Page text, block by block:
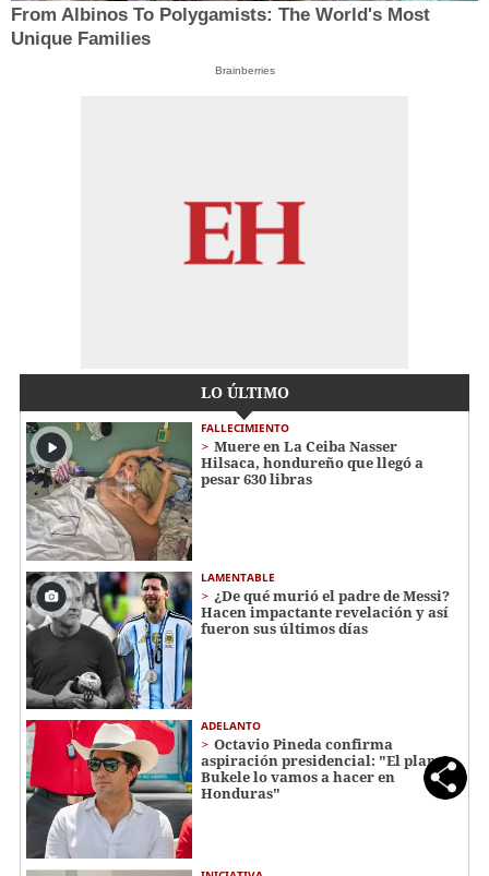
From Albinos To Polygamists: The World's Most
Unique Families
Brainberries
LO ÚLTIMO
FALLECIMIENTO
Muere en La Ceiba Nasser
Hilsaca, hondureño que llegó a
pesar 630 libras
LAMENTABLE
¿De qué murió el padre de Messi?
Hacen impactante revelación y así
fueron sus últimos días
ADELANTO
Octavio Pineda confirma
aspiración presidencial: "El plan
Bukele lo vamos a hacer en
Honduras"